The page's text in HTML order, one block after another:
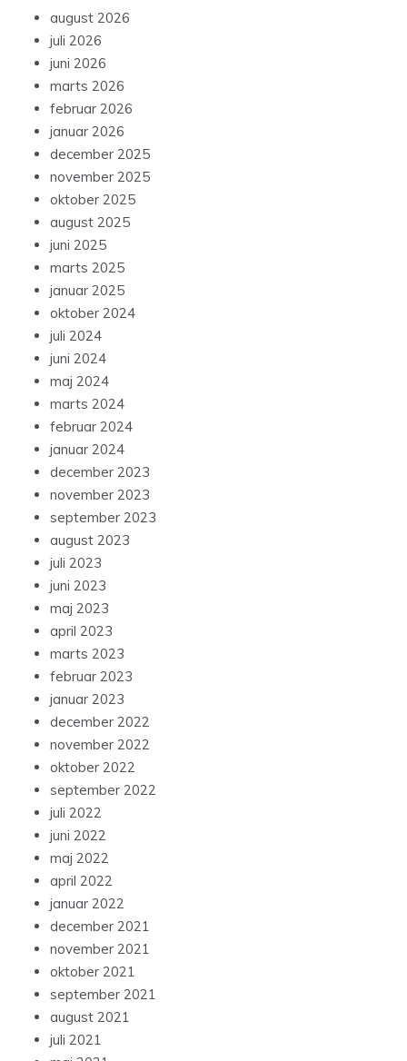
august 2026
juli 2026
juni 2026
marts 2026
februar 2026
januar 2026
december 2025
november 2025
oktober 2025
august 2025
juni 2025
marts 2025
januar 2025
oktober 2024
juli 2024
juni 2024
maj 2024
marts 2024
februar 2024
januar 2024
december 2023
november 2023
september 2023
august 2023
juli 2023
juni 2023
maj 2023
april 2023
marts 2023
februar 2023
januar 2023
december 2022
november 2022
oktober 2022
september 2022
juli 2022
juni 2022
maj 2022
april 2022
januar 2022
december 2021
november 2021
oktober 2021
september 2021
august 2021
juli 2021